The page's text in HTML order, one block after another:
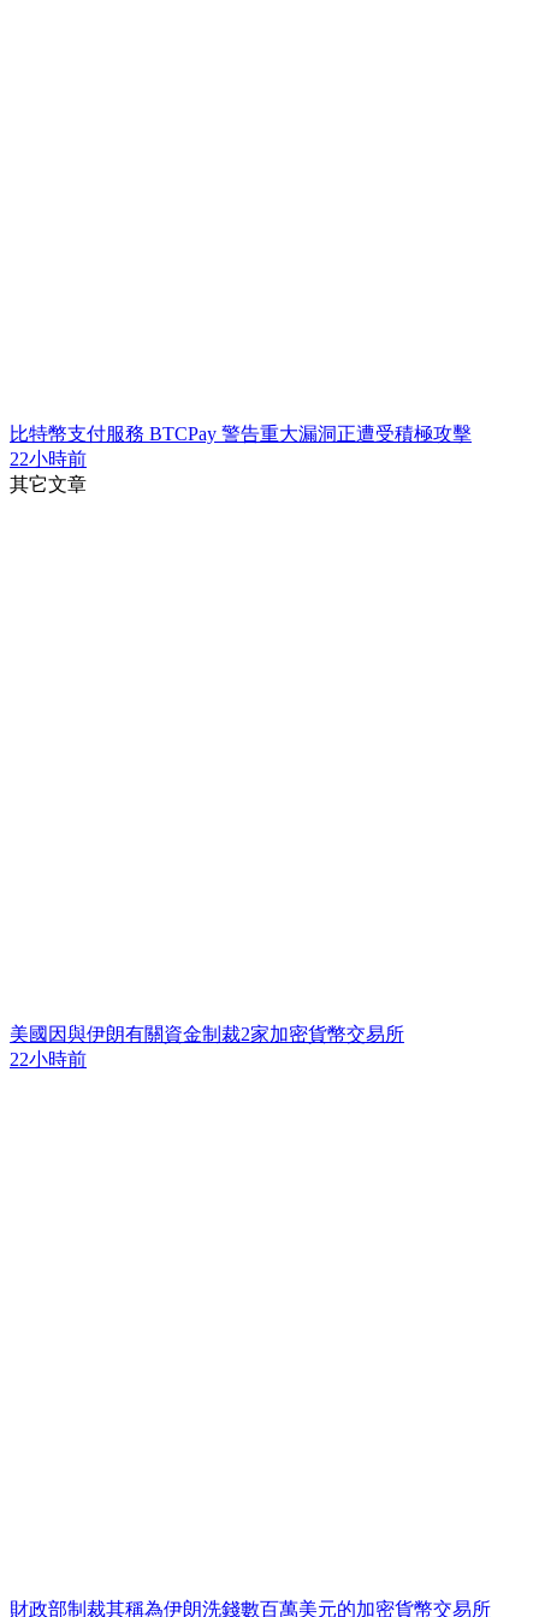
比特幣支付服務 BTCPay 警告重大漏洞正遭受積極攻擊
22小時前
其它文章
美國因與伊朗有關資金制裁2家加密貨幣交易所
22小時前
財政部制裁其稱為伊朗洗錢數百萬美元的加密貨幣交易所